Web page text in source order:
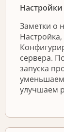
Настройки
Заметки о
сервера.
запуска
уменьшаем
улучшаем